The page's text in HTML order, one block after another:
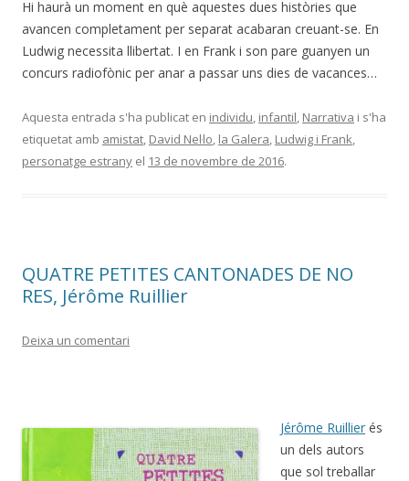
Hi haurà un moment en què aquestes dues històries que
avancen completament per separat acabaran creuant-se. En
Ludwig necessita llibertat. I en Frank i son pare guanyen un
concurs radiofònic per anar a passar uns dies de vacances…
Aquesta entrada s'ha publicat en individu, infantil, Narrativa i s'ha
etiquetat amb amistat, David Nel·lo, la Galera, Ludwig i Frank,
personatge estrany el 13 de novembre de 2016.
QUATRE PETITES CANTONADES DE NO
RES, Jérôme Ruillier
Deixa un comentari
Jérôme Ruillier és
un dels autors
que sol treballar